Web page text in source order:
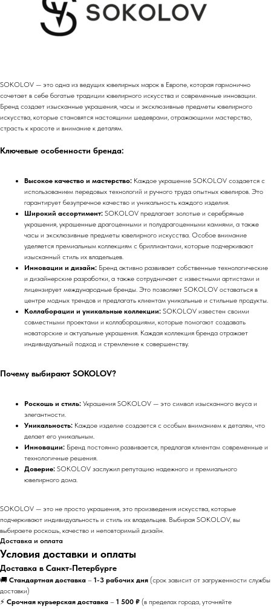
SOKOLOV — это одна из ведущих ювелирных марок в Европе, которая гармонично
сочетает в себе богатые традиции ювелирного искусства и современные инновации.
Бренд создает изысканные украшения, часы и эксклюзивные предметы ювелирного
искусства, которые становятся настоящими шедеврами, отражающими мастерство,
страсть к красоте и внимание к деталям.
Ключевые особенности бренда:
Высокое качество и мастерство: Каждое украшение SOKOLOV создается с
использованием передовых технологий и ручного труда опытных ювелиров. Это
гарантирует безупречное качество и уникальность каждого изделия.
Широкий ассортимент: SOKOLOV предлагает золотые и серебряные
украшения, украшенные драгоценными и полудрагоценными камнями, а также
часы и эксклюзивные предметы ювелирного искусства. Особое внимание
уделяется премиальным коллекциям с бриллиантами, которые подчеркивают
изысканный стиль их владельцев.
Инновации и дизайн: Бренд активно развивает собственные технологические
и дизайнерские разработки, а также сотрудничает с известными артистами и
лицензирует международные бренды. Это позволяет SOKOLOV оставаться в
центре модных трендов и предлагать клиентам уникальные и стильные продукты.
Коллаборации и уникальные коллекции: SOKOLOV известен своими
совместными проектами и коллаборациями, которые помогают создавать
новаторские и актуальные украшения. Каждая коллекция бренда отражает
индивидуальный подход и стремление к совершенству.
Почему выбирают SOKOLOV?
Роскошь и стиль: Украшения SOKOLOV — это символ изысканного вкуса и
элегантности.
Уникальность: Каждое изделие создается с особым вниманием к деталям, что
делает его уникальным.
Инновации: Бренд постоянно развивается, предлагая клиентам современные и
технологичные решения.
Доверие: SOKOLOV заслужил репутацию надежного и премиального
ювелирного дома.
SOKOLOV — это не просто украшения, это произведения искусства, которые
подчеркивают индивидуальность и стиль их владельцев. Выбирая SOKOLOV, вы
выбираете роскошь, качество и неповторимый дизайн.
Доставка и оплата
Условия доставки и оплаты
Доставка в Санкт-Петербурге
🚚 Стандартная доставка – 1-3 рабочих дня (срок зависит от загруженности службы
доставки)
⚡ Срочная курьерская доставка – 1 500 ₽ (в пределах города, уточняйте